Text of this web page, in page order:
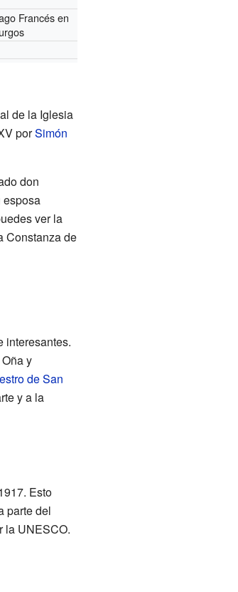
Francés en
de la Iglesia
porSimón
don
esposa
ver la
Constanza de
interesantes.
y
de San
y a la
Esto
parte del
la UNESCO.